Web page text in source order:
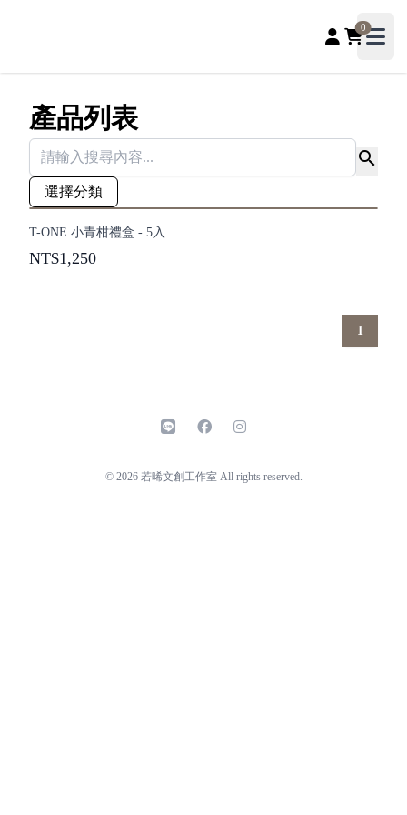
0
產品列表
search
選擇分類
T-ONE 小青柑禮盒 - 5入
NT$1,250
1
line facebookinstagram
© 2026 若晞文創工作室 All rights reserved.